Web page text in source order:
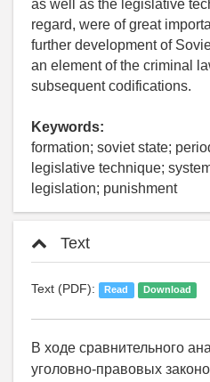
as well as the legislative
regard, were of great
further development of
an element of the criminal
subsequent codifications.
Keywords:
formation; soviet state;
legislative technique;
legislation; punishment
Text
Text (PDF): Read Download
В ходе сравнительного
уголовно-правовых